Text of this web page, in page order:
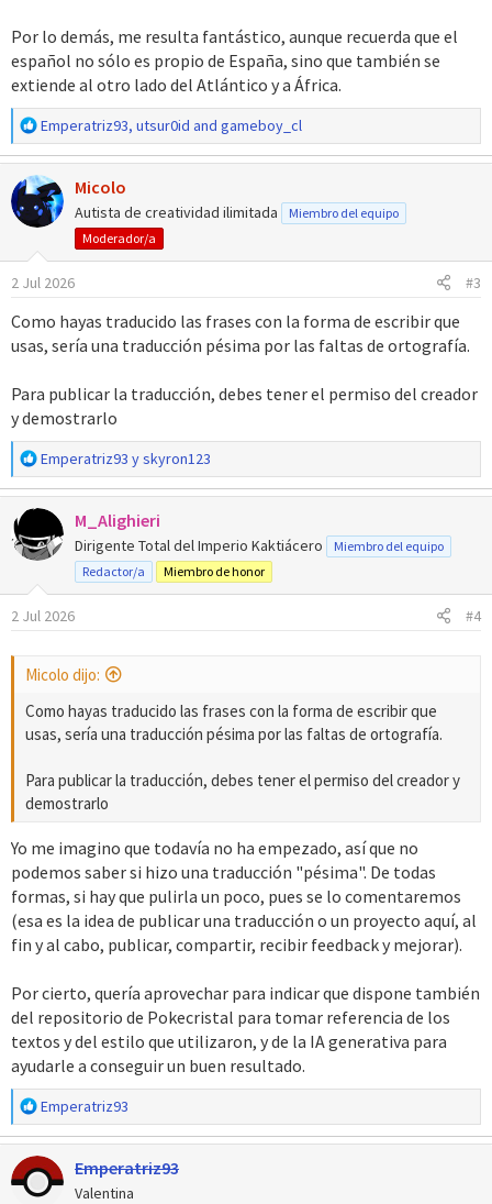
Por lo demás, me resulta fantástico, aunque recuerda que el
español no sólo es propio de España, sino que también se
extiende al otro lado del Atlántico y a África.
R
e
a
c
c
i
e
Emperatriz93, utsur0id and gameboy_cl
Micolo
Autista de creatividad ilimitada
Miembro del equipo
Moderador/a
2 Jul 2026 #3
Como hayas traducido las frases con la forma de escribir que
usas, sería una traducción pésima por las faltas de ortografía.
Para publicar la traducción, debes tener el permiso del creador
y demostrarlo
R
e
a
c
i
e
Emperatriz93 yskyron123
M_Alighieri
Dirigente Total del Imperio Kaktiácero
Miembro del equipo
Redactor/a
Miembro de honor
2 Jul 2026 #4
Micolo dijo:
Como hayas traducido las frases con la forma de escribir que
usas, sería una traducción pésima por las faltas de ortografía.
Para publicar la traducción, debes tener el permiso del creador y
demostrarlo
Yo me imagino que todavía no ha empezado, así que no
podemos saber si hizo una traducción "pésima". De todas
formas, si hay que pulirla un poco, pues se lo comentaremos
(esa es la idea de publicar una traducción o un proyecto aquí, al
fin y al cabo, publicar, compartir, recibir feedback y mejorar).
Por cierto, quería aprovechar para indicar que dispone también
del repositorio de Pokecristal para tomar referencia de los
textos y del estilo que utilizaron, y de la IA generativa para
ayudarle a conseguir un buen resultado.
R
e
a
c
c
Emperatriz93
Emperatriz93
Valentina